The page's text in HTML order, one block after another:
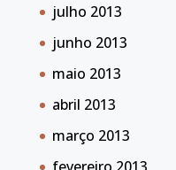
julho 2013
junho 2013
maio 2013
abril 2013
março 2013